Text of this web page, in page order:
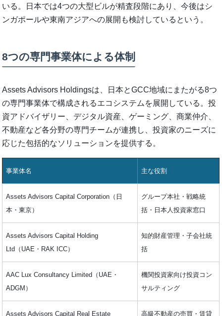
いる。日本では4つの大型ビルが精査段階にあり、今後はシ
ンガポールや東南アジアへの展開も検討しているという。
8つの専門事業体による体制
Assets Advisors Holdingsは、日本とGCC地域にまたがる8つ
の専門事業体で構成されるエコシステムを展開している。投
資アドバイザリー、デジタル資産、ゲーミング、商業仲介、
不動産など各分野の専門チームが連携し、投資家のニーズに
応じた包括的なソリューションを提供する。
事業体名 主な役割
Assets Advisors Capital Corporation（日
本・東京）
グループ本社・戦略統
括・日本人投資家窓口
Assets Advisors Capital Holding
Ltd（UAE・RAK ICC）
知的財産管理・子会社統
括
AAC Lux Consultancy Limited（UAE・
ADGM）
機関投資家向け投資コン
サルティング
Assets Advisors Capital Real Estate
高級不動産の売買・賃貸